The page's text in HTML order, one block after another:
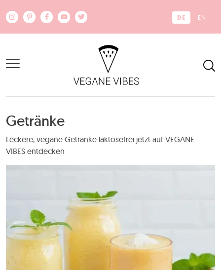
DE EN
Getränke
Leckere, vegane Getränke laktosefrei jetzt auf VEGANE
VIBES entdecken